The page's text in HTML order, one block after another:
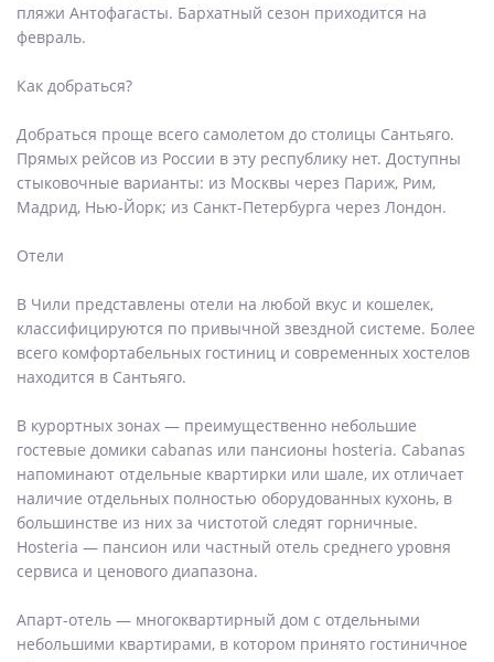
пляжи Антофагасты. Бархатный сезон приходится на
февраль.
Как добраться?
Добраться проще всего самолетом до столицы Сантьяго.
Прямых рейсов из России в эту республику нет. Доступны
стыковочные варианты: из Москвы через Париж, Рим,
Мадрид, Нью-Йорк; из Санкт-Петербурга через Лондон.
Отели
В Чили представлены отели на любой вкус и кошелек,
классифицируются по привычной звездной системе. Более
всего комфортабельных гостиниц и современных хостелов
находится в Сантьяго.
В курортных зонах — преимущественно небольшие
гостевые домики cabanas или пансионы hosteria. Cabanas
напоминают отдельные квартирки или шале, их отличает
наличие отдельных полностью оборудованных кухонь, в
большинстве из них за чистотой следят горничные.
Hosteria — пансион или частный отель среднего уровня
сервиса и ценового диапазона.
Апарт-отель — многоквартирный дом с отдельными
небольшими квартирами, в котором принято гостиничное